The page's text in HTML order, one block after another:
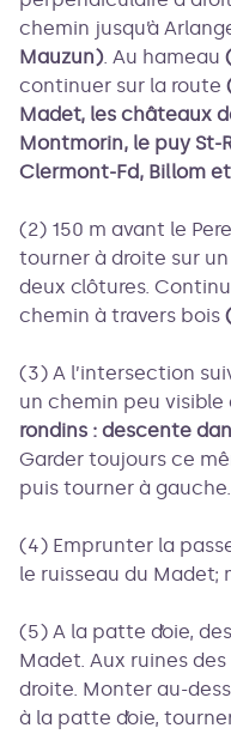
chemin jusqu’à
Mauzun). Au hameau
continuer sur la route
Madet, les châteaux
Montmorin, le puy St-
Clermont-Fd, Billom
(2) 150 m avant le
tourner à droite sur
deux clôtures.
chemin à travers bois
(3) A l’intersection
un chemin peu visible
rondins : descente
Garder toujours ce
puis tourner à gauche.
(4) Emprunter la
le ruisseau du Madet;
(5) A la patte d’oie,
Madet. Aux ruines
droite. Monter au-
à la patte d’oie,